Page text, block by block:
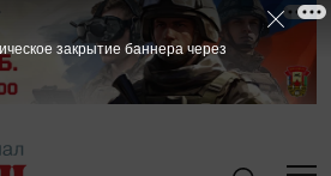
закрытие баннера через